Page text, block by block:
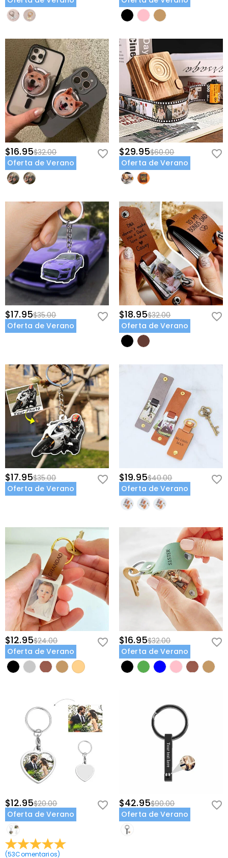
$16.95$32.00
Oferta de Verano
$29.95$60.00
Oferta de Verano
$17.95$35.00
Oferta de Verano
$18.95$32.00
Oferta de Verano
$17.95$35.00
Oferta de Verano
$19.95$40.00
Oferta de Verano
$12.95$24.00
Oferta de Verano
$16.95$32.00
Oferta de Verano
$12.95$20.00
Oferta de Verano
(53Comentarios)
$42.95$90.00
Oferta de Verano